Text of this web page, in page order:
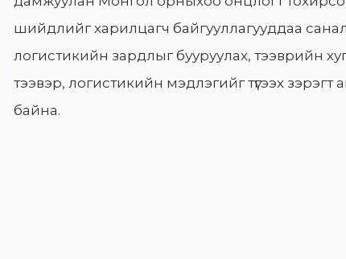
шийдлийг харилцагч байгууллагууддаа
логистикийн зардлыг бууруулах, тээврийн
тээвэр, логистикийн мэдлэгийг түгээх
байна.